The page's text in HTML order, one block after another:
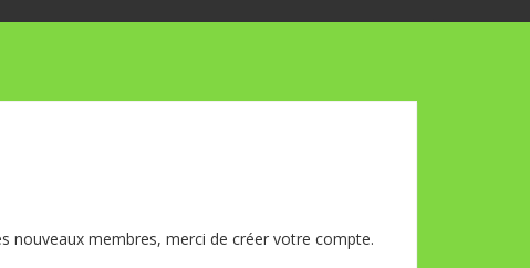
nouveaux membres, merci de créer votre compte.